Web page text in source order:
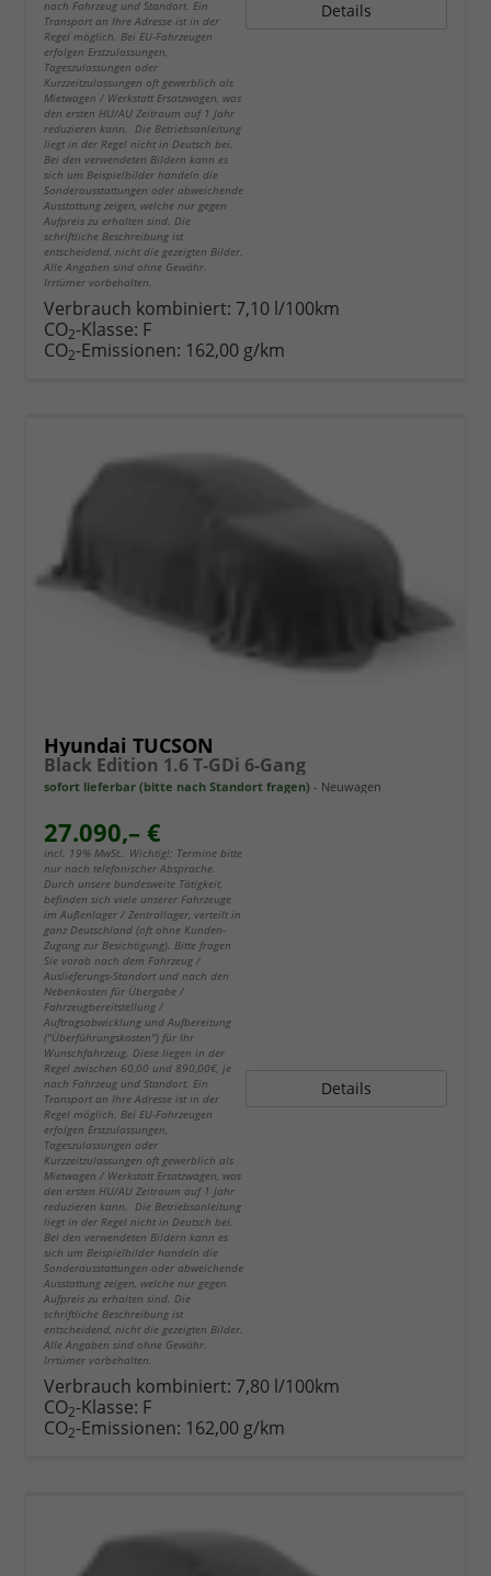
nach Fahrzeug und Standort. Ein
Transport an Ihre Adresse ist in der
Regel möglich. Bei EU-Fahrzeugen
erfolgen Erstzulassungen,
Tageszulassungen oder
Kurzzeitzulassungen oft gewerblich als
Mietwagen / Werkstatt Ersatzwagen, was
den ersten HU/AU Zeitraum auf 1 Jahr
reduzieren kann. Die Betriebsanleitung
liegt in der Regel nicht in Deutsch bei.
Bei den verwendeten Bildern kann es
sich um Beispielbilder handeln die
Sonderausstattungen oder abweichende
Ausstattung zeigen, welche nur gegen
Aufpreis zu erhalten sind. Die
schriftliche Beschreibung ist
entscheidend, nicht die gezeigten Bilder.
Alle Angaben sind ohne Gewähr.
Irrtümer vorbehalten.
Details
Verbrauch kombiniert: 7,10 l/100km
CO2-Klasse: F
CO2-Emissionen: 162,00 g/km
Hyundai TUCSON
Black Edition 1.6 T-GDi 6-Gang
sofort lieferbar (bitte nach Standort fragen) Neuwagen
27.090,– €
incl. 19% MwSt.. Wichtig!: Termine bitte
nur nach telefonischer Absprache.
Durch unsere bundesweite Tätigkeit,
befinden sich viele unserer Fahrzeuge
im Außenlager / Zentrallager, verteilt in
ganz Deutschland (oft ohne Kunden-
Zugang zur Besichtigung). Bitte fragen
Sie vorab nach dem Fahrzeug /
Auslieferungs-Standort und nach den
Nebenkosten für Übergabe /
Fahrzeugbereitstellung /
Auftragsabwicklung und Aufbereitung
("Überführungskosten") für Ihr
Wunschfahrzeug. Diese liegen in der
Regel zwischen 60,00 und 890,00€, je
nach Fahrzeug und Standort. Ein
Transport an Ihre Adresse ist in der
Regel möglich. Bei EU-Fahrzeugen
erfolgen Erstzulassungen,
Tageszulassungen oder
Kurzzeitzulassungen oft gewerblich als
Mietwagen / Werkstatt Ersatzwagen, was
den ersten HU/AU Zeitraum auf 1 Jahr
reduzieren kann. Die Betriebsanleitung
liegt in der Regel nicht in Deutsch bei.
Bei den verwendeten Bildern kann es
sich um Beispielbilder handeln die
Sonderausstattungen oder abweichende
Ausstattung zeigen, welche nur gegen
Aufpreis zu erhalten sind. Die
schriftliche Beschreibung ist
entscheidend, nicht die gezeigten Bilder.
Alle Angaben sind ohne Gewähr.
Irrtümer vorbehalten.
Details
Verbrauch kombiniert: 7,80 l/100km
CO2-Klasse: F
CO2-Emissionen: 162,00 g/km